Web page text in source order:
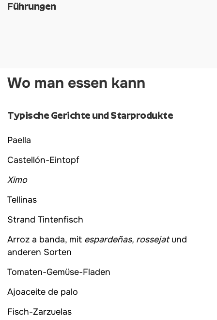
Führungen
Wo man essen kann
Typische Gerichte und Starprodukte
Paella
Castellón-Eintopf
Ximo
Tellinas
Strand Tintenfisch
Arroz a banda, mit espardeñas, rossejatund
anderen Sorten
Tomaten-Gemüse-Fladen
Ajoaceite de palo
Fisch-Zarzuelas